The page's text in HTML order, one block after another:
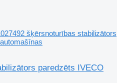
šķērsnoturības stabilizātors
paredzēts IVECO